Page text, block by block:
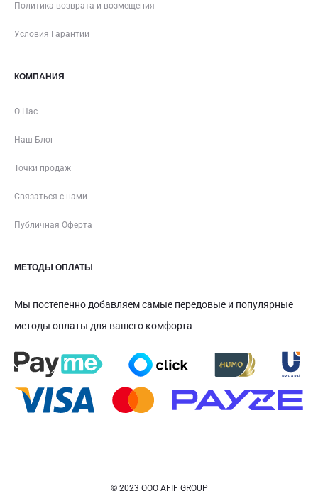
Политика возврата и возмещения
Условия Гарантии
КОМПАНИЯ
О Нас
Наш Блог
Точки продаж
Связаться с нами
Публичная Оферта
МЕТОДЫ ОПЛАТЫ
Мы постепенно добавляем самые передовые и популярные
методы оплаты для вашего комфорта
© 2023 ООО AFIF GROUP